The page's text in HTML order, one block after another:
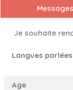
Messages
Je souhaite
Langues parlées
Age